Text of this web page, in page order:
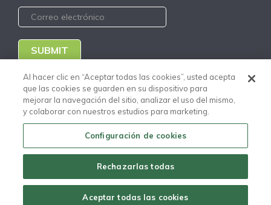
SUBMIT
Portal Clientes Nuevo
Portal Proveedores Nuevo
Código de Conducta
Distribuidores
Copyright © Todos los
derechos reservados Euclid
Chemical Eucomex - 2020
Al hacer clic en “Aceptar todas las cookies”, usted acepta
que las cookies se guarden en su dispositivo para
mejorar la navegación del sitio, analizar el uso del mismo,
y colaborar con nuestros estudios para marketing.
Configuración de cookies
Rechazarlas todas
Aceptar todas las cookies